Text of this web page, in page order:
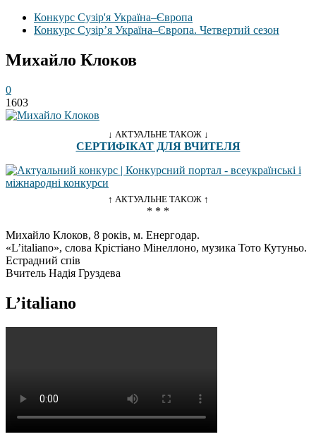
Конкурс Сузір'я Україна–Європа
Конкурс Сузір’я Україна–Європа. Четвертий сезон
Михайло Клоков
0
1603
↓ АКТУАЛЬНЕ ТАКОЖ ↓
СЕРТИФІКАТ ДЛЯ ВЧИТЕЛЯ
↑ АКТУАЛЬНЕ ТАКОЖ ↑
* * *
Михайло Клоков, 8 років, м. Енергодар.
«L’italiano», слова Крiстiано Мінеллоно, музика Тото Кутуньо.
Естрадний спів
Вчитель Надiя Груздева
L’italiano